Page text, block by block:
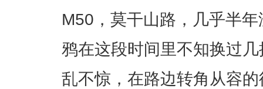
M50，莫干山路，几乎半
鸦在这段时间里不知换过
乱不惊，在路边转角从容